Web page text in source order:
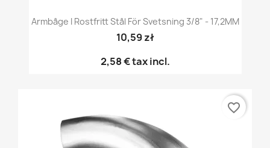
Armbåge I Rostfritt Stål För Svetsning 3/8" - 17,2MM
10,59 zł
2,58 €tax incl.
favorite_border